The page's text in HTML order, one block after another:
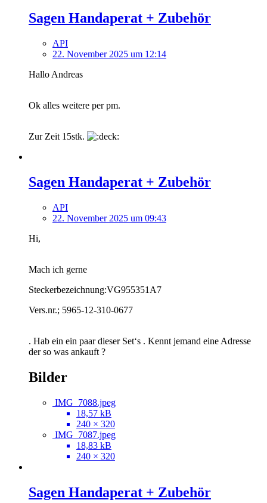
Sagen Handaperat + Zubehör
API
22. November 2025 um 12:14
Hallo Andreas
Ok alles weitere per pm.
Zur Zeit 15stk.
Sagen Handaperat + Zubehör
API
22. November 2025 um 09:43
Hi,
Mach ich gerne
Steckerbezeichnung:VG955351A7
Vers.nr.; 5965-12-310-0677
. Hab ein ein paar dieser Set‘s . Kennt jemand eine Adresse
der so was ankauft ?
Bilder
IMG_7088.jpeg
18,57 kB
240 × 320
IMG_7087.jpeg
18,83 kB
240 × 320
Sagen Handaperat + Zubehör